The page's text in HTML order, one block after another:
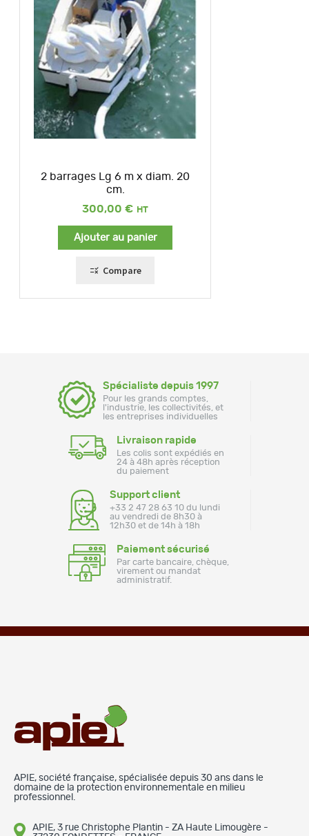
2 barrages Lg 6 m x diam. 20
cm.
300,00 €
Ajouter au panier
Compare
Spécialiste depuis 1997
Pour les grands comptes,
l'industrie, les collectivités, et
les entreprises individuelles
Livraison rapide
Les colis sont expédiés en
24 à 48h après réception
du paiement
Support client
+33 2 47 28 63 10 du lundi
au vendredi de 8h30 à
12h30 et de 14h à 18h
Paiement sécurisé
Par carte bancaire, chèque,
virement ou mandat
administratif.
APIE, société française, spécialisée depuis 30 ans dans le
domaine de la protection environnementale en milieu
professionnel.
APIE, 3 rue Christophe Plantin - ZA Haute Limougère -